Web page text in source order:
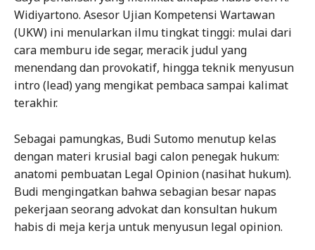
Widiyartono. Asesor Ujian Kompetensi Wartawan
(UKW) ini menularkan ilmu tingkat tinggi: mulai dari
cara memburu ide segar, meracik judul yang
menendang dan provokatif, hingga teknik menyusun
intro (lead) yang mengikat pembaca sampai kalimat
terakhir.
Sebagai pamungkas, Budi Sutomo menutup kelas
dengan materi krusial bagi calon penegak hukum:
anatomi pembuatan Legal Opinion (nasihat hukum).
Budi mengingatkan bahwa sebagian besar napas
pekerjaan seorang advokat dan konsultan hukum
habis di meja kerja untuk menyusun legal opinion.